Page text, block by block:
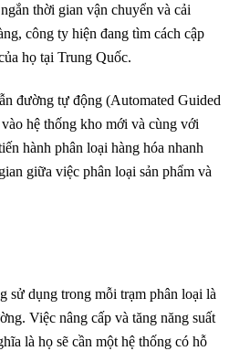
thời gian vận chuyển và cải
công ty hiện đang tìm cách cập
họ tại Trung Quốc.
đường tự động (Automated Guided
hệ thống kho mới và cùng với
hành phân loại hàng hóa nhanh
giữa việc phân loại sản phẩm và
sử dụng trong mỗi trạm phân loại là
Việc nâng cấp và tăng năng suất
là họ sẽ cần một hệ thống có hỗ